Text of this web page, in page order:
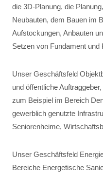
die 3D-Planung, die
Neubauten, dem Bauen im
Aufstockungen, Anbauten
Setzen von Fundament und
Unser Geschäftsfeld
und öffentliche
zum Beispiel im Bereich
gewerblich genutzte
Seniorenheime,
Unser Geschäftsfeld
Bereiche Energetische